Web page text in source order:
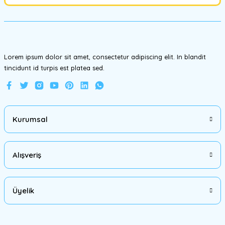
Lorem ipsum dolor sit amet, consectetur adipiscing elit. In blandit
tincidunt id turpis est platea sed.
Kurumsal
Alışveriş
Üyelik